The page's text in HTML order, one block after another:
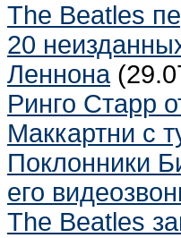
The Beatles
20
Леннона
Ринго Старр
Маккартни с
Поклонники
его
The Beatles